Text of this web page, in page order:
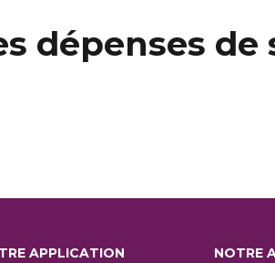
dépenses
APPLICATION
NOTRE